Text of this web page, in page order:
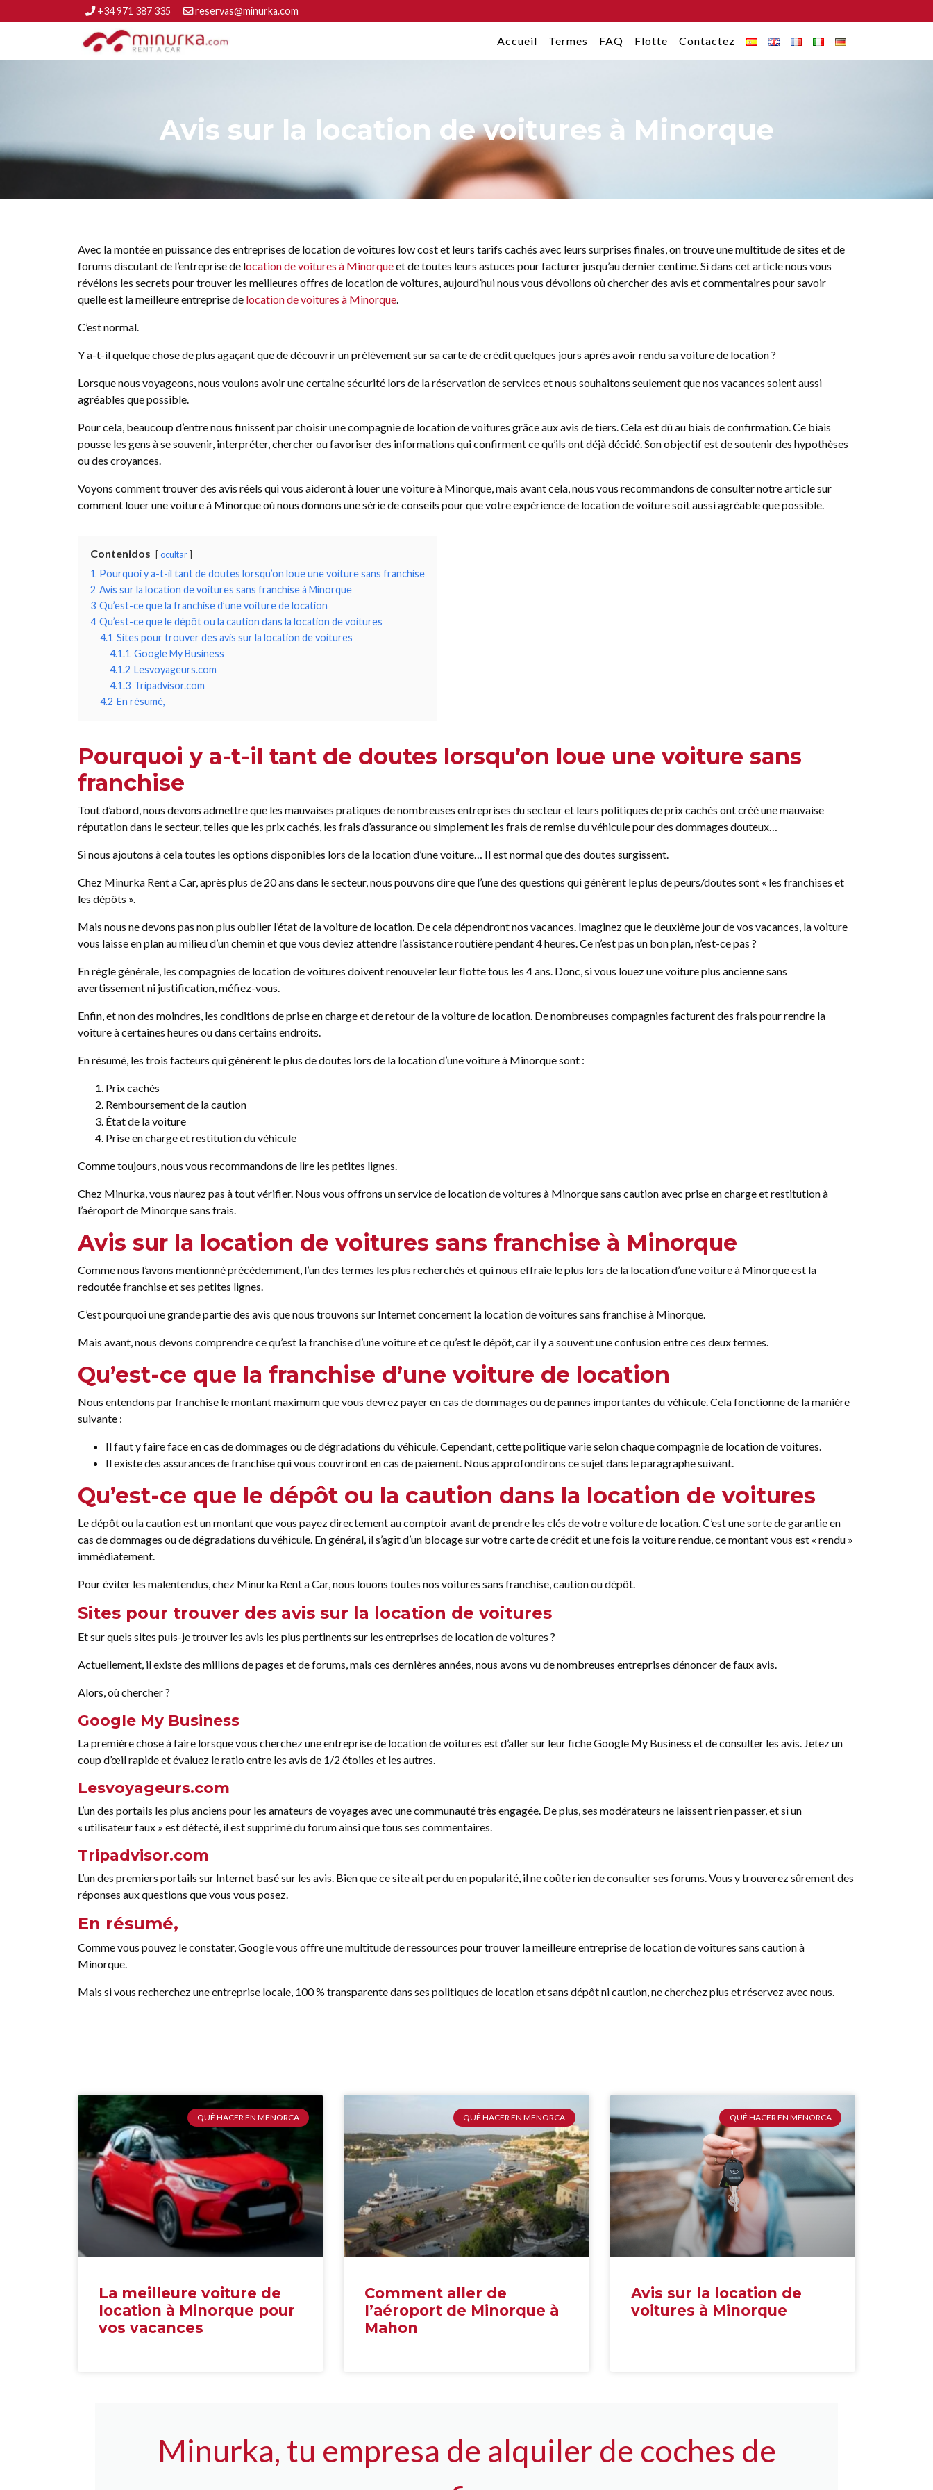
+34 971 387 335 reservas@minurka.com
Accueil Termes FAQ Flotte Contactez
Avis sur la location de voitures à Minorque
Avec la montée en puissance des entreprises de location de voitures low cost et leurs tarifs cachés avec leurs surprises finales, on trouve une multitude de sites et de
forums discutant de l’entreprise de location de voitures à Minorqueet de toutes leurs astuces pour facturer jusqu’au dernier centime. Si dans cet article nous vous
révélons les secrets pour trouver les meilleures offres de location de voitures, aujourd’hui nous vous dévoilons où chercher des avis et commentaires pour savoir
quelle est la meilleure entreprise de location de voitures à Minorque
C’est normal.
Y a-t-il quelque chose de plus agaçant que de découvrir un prélèvement sur sa carte de crédit quelques jours après avoir rendu sa voiture de location ?
Lorsque nous voyageons, nous voulons avoir une certaine sécurité lors de la réservation de services et nous souhaitons seulement que nos vacances soient aussi
agréables que possible.
Pour cela, beaucoup d’entre nous finissent par choisir une compagnie de location de voitures grâce aux avis de tiers. Cela est dû au biais de confirmation. Ce biais
pousse les gens à se souvenir, interpréter, chercher ou favoriser des informations qui confirment ce qu’ils ont déjà décidé. Son objectif est de soutenir des hypothèses
ou des croyances.
Voyons comment trouver des avis réels qui vous aideront à louer une voiture à Minorque, mais avant cela, nous vous recommandons de consulter notre article sur
comment louer une voiture à Minorque où nous donnons une série de conseils pour que votre expérience de location de voiture soit aussi agréable que possible.
Contenidos ocultar
1 Pourquoi y a-t-il tant de doutes lorsqu’on loue une voiture sans franchise
2 Avis sur la location de voitures sans franchise à Minorque
3 Qu’est-ce que la franchise d’une voiture de location
4 Qu’est-ce que le dépôt ou la caution dans la location de voitures
4.1 Sites pour trouver des avis sur la location de voitures
4.1.1 Google My Business
4.1.2 Lesvoyageurs.com
4.1.3 Tripadvisor.com
4.2 En résumé,
Pourquoi y a-t-il tant de doutes lorsqu’on loue une voiture sans
franchise
Tout d’abord, nous devons admettre que les mauvaises pratiques de nombreuses entreprises du secteur et leurs politiques de prix cachés ont créé une mauvaise
réputation dans le secteur, telles que les prix cachés, les frais d’assurance ou simplement les frais de remise du véhicule pour des dommages douteux…
Si nous ajoutons à cela toutes les options disponibles lors de la location d’une voiture… Il est normal que des doutes surgissent.
Chez Minurka Rent a Car, après plus de 20 ans dans le secteur, nous pouvons dire que l’une des questions qui génèrent le plus de peurs/doutes sont « les franchises et
les dépôts ».
Mais nous ne devons pas non plus oublier l’état de la voiture de location. De cela dépendront nos vacances. Imaginez que le deuxième jour de vos vacances, la voiture
vous laisse en plan au milieu d’un chemin et que vous deviez attendre l’assistance routière pendant 4 heures. Ce n’est pas un bon plan, n’est-ce pas ?
En règle générale, les compagnies de location de voitures doivent renouveler leur flotte tous les 4 ans. Donc, si vous louez une voiture plus ancienne sans
avertissement ni justification, méfiez-vous.
Enfin, et non des moindres, les conditions de prise en charge et de retour de la voiture de location. De nombreuses compagnies facturent des frais pour rendre la
voiture à certaines heures ou dans certains endroits.
En résumé, les trois facteurs qui génèrent le plus de doutes lors de la location d’une voiture à Minorque sont :
Prix cachés
Remboursement de la caution
État de la voiture
Prise en charge et restitution du véhicule
Comme toujours, nous vous recommandons de lire les petites lignes.
Chez Minurka, vous n’aurez pas à tout vérifier. Nous vous offrons un service de location de voitures à Minorque sans caution avec prise en charge et restitution à
l’aéroport de Minorque sans frais.
Avis sur la location de voitures sans franchise à Minorque
Comme nous l’avons mentionné précédemment, l’un des termes les plus recherchés et qui nous effraie le plus lors de la location d’une voiture à Minorque est la
redoutée franchise et ses petites lignes.
C’est pourquoi une grande partie des avis que nous trouvons sur Internet concernent la location de voitures sans franchise à Minorque.
Mais avant, nous devons comprendre ce qu’est la franchise d’une voiture et ce qu’est le dépôt, car il y a souvent une confusion entre ces deux termes.
Qu’est-ce que la franchise d’une voiture de location
Nous entendons par franchise le montant maximum que vous devrez payer en cas de dommages ou de pannes importantes du véhicule. Cela fonctionne de la manière
suivante :
Il faut y faire face en cas de dommages ou de dégradations du véhicule. Cependant, cette politique varie selon chaque compagnie de location de voitures.
Il existe des assurances de franchise qui vous couvriront en cas de paiement. Nous approfondirons ce sujet dans le paragraphe suivant.
Qu’est-ce que le dépôt ou la caution dans la location de voitures
Le dépôt ou la caution est un montant que vous payez directement au comptoir avant de prendre les clés de votre voiture de location. C’est une sorte de garantie en
cas de dommages ou de dégradations du véhicule. En général, il s’agit d’un blocage sur votre carte de crédit et une fois la voiture rendue, ce montant vous est « rendu »
immédiatement.
Pour éviter les malentendus, chez Minurka Rent a Car, nous louons toutes nos voitures sans franchise, caution ou dépôt.
Sites pour trouver des avis sur la location de voitures
Et sur quels sites puis-je trouver les avis les plus pertinents sur les entreprises de location de voitures ?
Actuellement, il existe des millions de pages et de forums, mais ces dernières années, nous avons vu de nombreuses entreprises dénoncer de faux avis.
Alors, où chercher ?
Google My Business
La première chose à faire lorsque vous cherchez une entreprise de location de voitures est d’aller sur leur fiche Google My Business et de consulter les avis. Jetez un
coup d’œil rapide et évaluez le ratio entre les avis de 1/2 étoiles et les autres.
Lesvoyageurs.com
L’un des portails les plus anciens pour les amateurs de voyages avec une communauté très engagée. De plus, ses modérateurs ne laissent rien passer, et si un
« utilisateur faux » est détecté, il est supprimé du forum ainsi que tous ses commentaires.
Tripadvisor.com
L’un des premiers portails sur Internet basé sur les avis. Bien que ce site ait perdu en popularité, il ne coûte rien de consulter ses forums. Vous y trouverez sûrement des
réponses aux questions que vous vous posez.
En résumé,
Comme vous pouvez le constater, Google vous offre une multitude de ressources pour trouver la meilleure entreprise de location de voitures sans caution à
Minorque.
Mais si vous recherchez une entreprise locale, 100 % transparente dans ses politiques de location et sans dépôt ni caution, ne cherchez plus et réservez avec nous.
QUÉ HACER EN MENORCA
La meilleure voiture de
location à Minorque pour
vos vacances
QUÉ HACER EN MENORCA
Comment aller de
l’aéroport de Minorque à
Mahon
QUÉ HACER EN MENORCA
Avis sur la location de
voitures à Minorque
Minurka, tu empresa de alquiler de coches de